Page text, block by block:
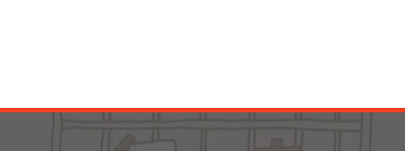
पेशागत गुणस्तर र बदलिँदो भूमिकामाथि